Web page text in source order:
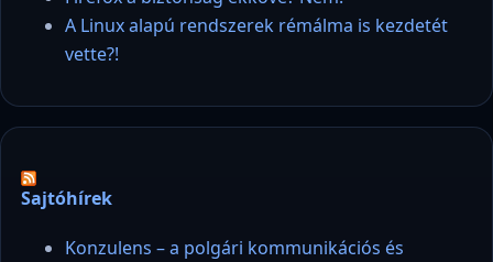
A Linux alapú rendszerek rémálma is kezdetét
vette?!
Sajtóhírek
Konzulens – a polgári kommunikációs és